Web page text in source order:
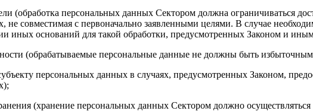
(обработка персональных данных Сектором должна ограничиваться
не совместимая с первоначально заявленными целями. В случае
иных оснований для такой обработки, предусмотренных Законом и
(обрабатываемые персональные данные не должны быть
персональных данных в случаях, предусмотренных Законом,
(хранение персональных данных Сектором должно